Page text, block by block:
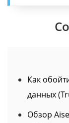
Как
данных
Обзор